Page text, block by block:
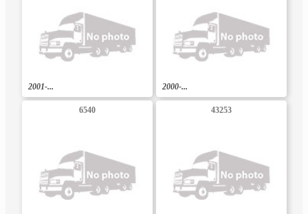
2001-... 2000-...
6540 43253